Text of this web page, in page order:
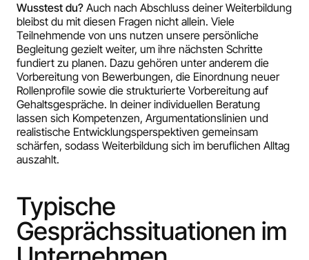
Wusstest du? Auch nach Abschluss deiner Weiterbildung
bleibst du mit diesen Fragen nicht allein. Viele
Teilnehmende von uns nutzen unsere persönliche
Begleitung gezielt weiter, um ihre nächsten Schritte
fundiert zu planen. Dazu gehören unter anderem die
Vorbereitung von Bewerbungen, die Einordnung neuer
Rollenprofile sowie die strukturierte Vorbereitung auf
Gehaltsgespräche. In deiner individuellen Beratung
lassen sich Kompetenzen, Argumentationslinien und
realistische Entwicklungsperspektiven gemeinsam
schärfen, sodass Weiterbildung sich im beruflichen Alltag
auszahlt.
Typische
Gesprächssituationen im